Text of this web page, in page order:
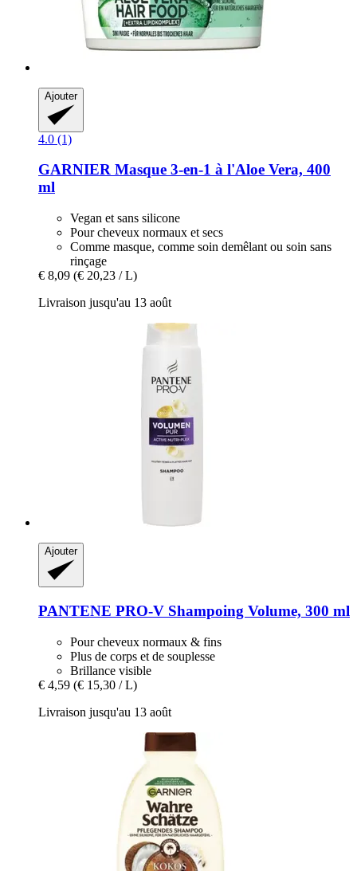
Ajouter
4.0 (1)
GARNIER Masque 3-​en-​1 à l'Aloe Vera, 400
ml
Vegan et sans silicone
Pour cheveux normaux et secs
Comme masque, comme soin demêlant ou soin sans
rinçage
€ 8,09 (€ 20,23 / L)
Livraison jusqu'au 13 août
Ajouter
PANTENE PRO-V Shampoing Volume, 300 ml
Pour cheveux normaux & fins
Plus de corps et de souplesse
Brillance visible
€ 4,59 (€ 15,30 / L)
Livraison jusqu'au 13 août